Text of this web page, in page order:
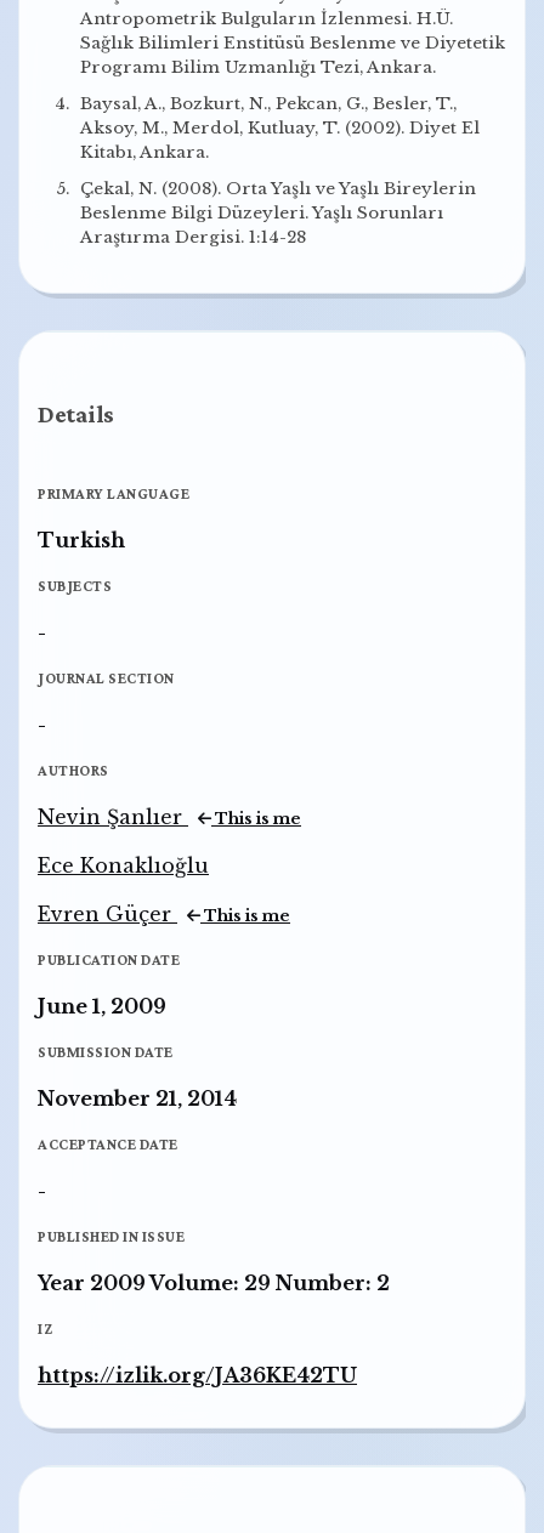
Antropometrik Bulguların İzlenmesi. H.Ü.
Sağlık Bilimleri Enstitüsü Beslenme ve Diyetetik
Programı Bilim Uzmanlığı Tezi, Ankara.
Baysal, A., Bozkurt, N., Pekcan, G., Besler, T.,
Aksoy, M., Merdol, Kutluay, T. (2002). Diyet El
Kitabı, Ankara.
Çekal, N. (2008). Orta Yaşlı ve Yaşlı Bireylerin
Beslenme Bilgi Düzeyleri. Yaşlı Sorunları
Araştırma Dergisi. 1:14-28
Details
PRIMARY LANGUAGE
Turkish
SUBJECTS
-
JOURNAL SECTION
-
AUTHORS
Nevin Şanlıer This is me
Ece Konaklıoğlu
Evren Güçer
This is me
PUBLICATION DATE
June 1, 2009
SUBMISSION DATE
November 21, 2014
ACCEPTANCE DATE
-
PUBLISHED IN ISSUE
Year 2009 Volume: 29 Number: 2
IZ
https://izlik.org/JA36KE42TU